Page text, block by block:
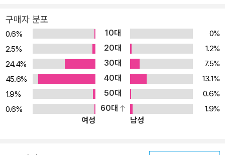
구매자 분포
0.6% 10대
0%
2.5%
20대
1.2%
24.4%
30대
7.5%
45.6%
40대
13.1%
1.9%
50대
0.6%
0.6%
60대
1.9%
여성
남성